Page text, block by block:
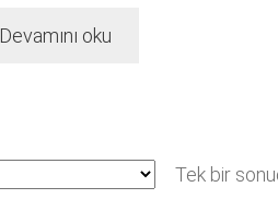
Devamını oku
Tek bir